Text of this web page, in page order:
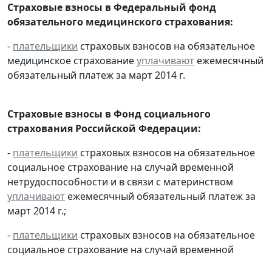
Страховые взносы в Федеральный фонд
обязательного медицинского страхования:
- плательщики страховых взносов на обязательное
медицинское страхованиеуплачивают ежемесячный
обязательный платеж за март 2014 г.
Страховые взносы в Фонд социального
страхования Российской Федерации:
- плательщики страховых взносов на обязательное
социальное страхование на случай временной
нетрудоспособности и в связи с материнством
уплачивают ежемесячный обязательный платеж за
март 2014 г.;
- плательщики страховых взносов на обязательное
социальное страхование на случай временной